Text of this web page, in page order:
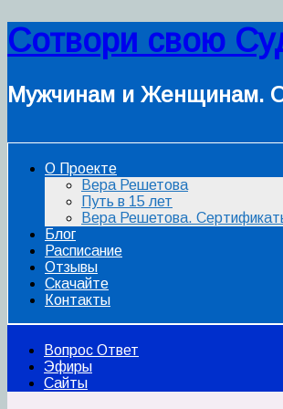
Сотвори свою
Мужчинам и Женщинам.
О Проекте
Вера Решетова
Путь в 15 лет
Вера Решетова.
Блог
Расписание
Отзывы
Скачайте
Контакты
Вопрос Ответ
Эфиры
Сайты